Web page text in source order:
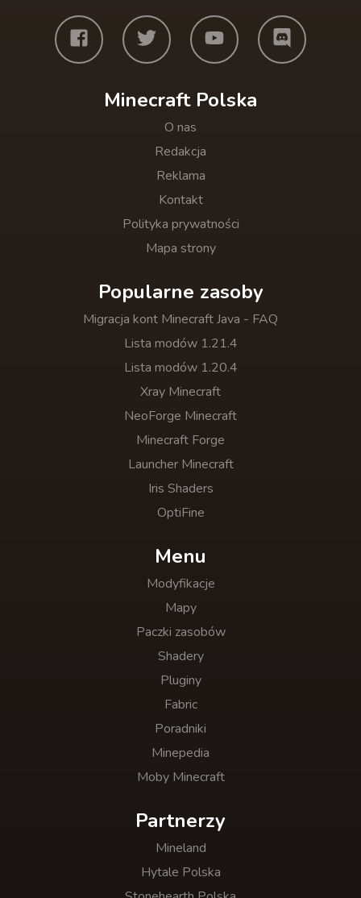
Minecraft Polska
O nas
Redakcja
Reklama
Kontakt
Polityka prywatności
Mapa strony
Popularne zasoby
Migracja kont Minecraft Java - FAQ
Lista modów 1.21.4
Lista modów 1.20.4
Xray Minecraft
NeoForge Minecraft
Minecraft Forge
Launcher Minecraft
Iris Shaders
OptiFine
Menu
Modyfikacje
Mapy
Paczki zasobów
Shadery
Pluginy
Fabric
Poradniki
Minepedia
Moby Minecraft
Partnerzy
Mineland
Hytale Polska